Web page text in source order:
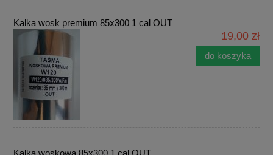
Kalka wosk premium 85x300 1 cal OUT
19,00 zł
do koszyka
Kalka woskowa 85x300 1 cal OUT